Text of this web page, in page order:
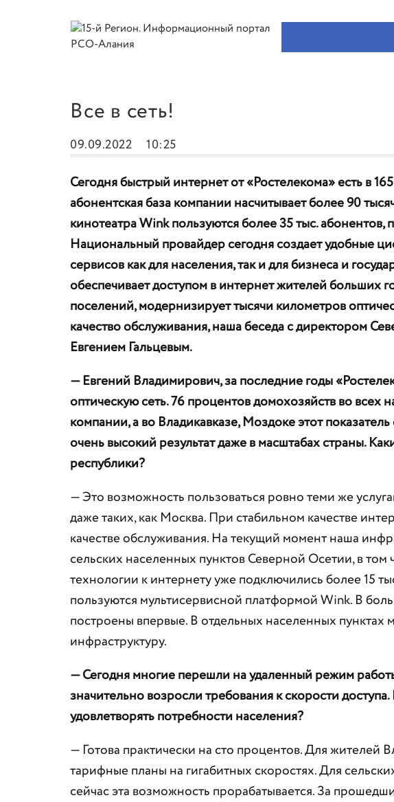
Все в сеть!
09.09.2022 10:25
Сегодня быстрый интернет от «Ростелекома» есть в
абонентская база компании насчитывает более 90
кинотеатра Wink пользуются более 35 тыс.
Национальный провайдер сегодня создает удобные
сервисов как для населения, так и для бизнеса и
обеспечивает доступом в интернет жителей больших
поселений, модернизирует тысячи километров
качество обслуживания, наша беседа с директором
Евгением Гальцевым.
— Евгений Владимирович, за последние годы
оптическую сеть. 76 процентов домохозяйств во всех
компании, а во Владикавказе, Моздоке этот
очень высокий результат даже в масштабах страны.
республики?
— Это возможность пользоваться ровно теми же
даже таких, как Москва. При стабильном качестве
качестве обслуживания. На текущий момент наша
сельских населенных пунктов Северной Осетии, в
технологии к интернету уже подключились более 15
пользуются мультисервисной платформой Wink. В
построены впервые. В отдельных населенных
инфраструктуру.
— Сегодня многие перешли на удаленный режим
значительно возросли требования к скорости
удовлетворять потребности населения?
— Готова практически на сто процентов. Для жителей
тарифные планы на гигабитных скоростях. Для
сейчас эта возможность прорабатывается. За